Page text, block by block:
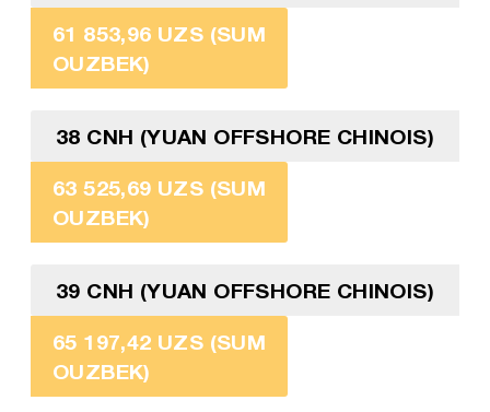
61 853,96 UZS (SUM
OUZBEK)
38 CNH (YUAN OFFSHORE CHINOIS)
63 525,69 UZS (SUM
OUZBEK)
39 CNH (YUAN OFFSHORE CHINOIS)
65 197,42 UZS (SUM
OUZBEK)